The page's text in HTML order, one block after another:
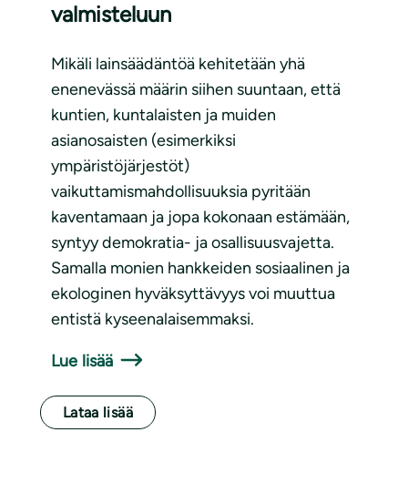
valmisteluun
Mikäli lainsäädäntöä kehitetään yhä
enenevässä määrin siihen suuntaan, että
kuntien, kuntalaisten ja muiden
asianosaisten (esimerkiksi
ympäristöjärjestöt)
vaikuttamismahdollisuuksia pyritään
kaventamaan ja jopa kokonaan estämään,
syntyy demokratia- ja osallisuusvajetta.
Samalla monien hankkeiden sosiaalinen ja
ekologinen hyväksyttävyys voi muuttua
entistä kyseenalaisemmaksi.
Lue lisää
Lataa lisää